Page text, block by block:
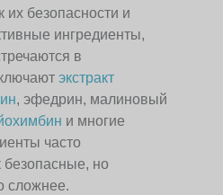
их безопасности и
ингредиенты,
в
экстракт
, эфедрин, малиновый
и многие
часто
безопасные, но
сложнее.